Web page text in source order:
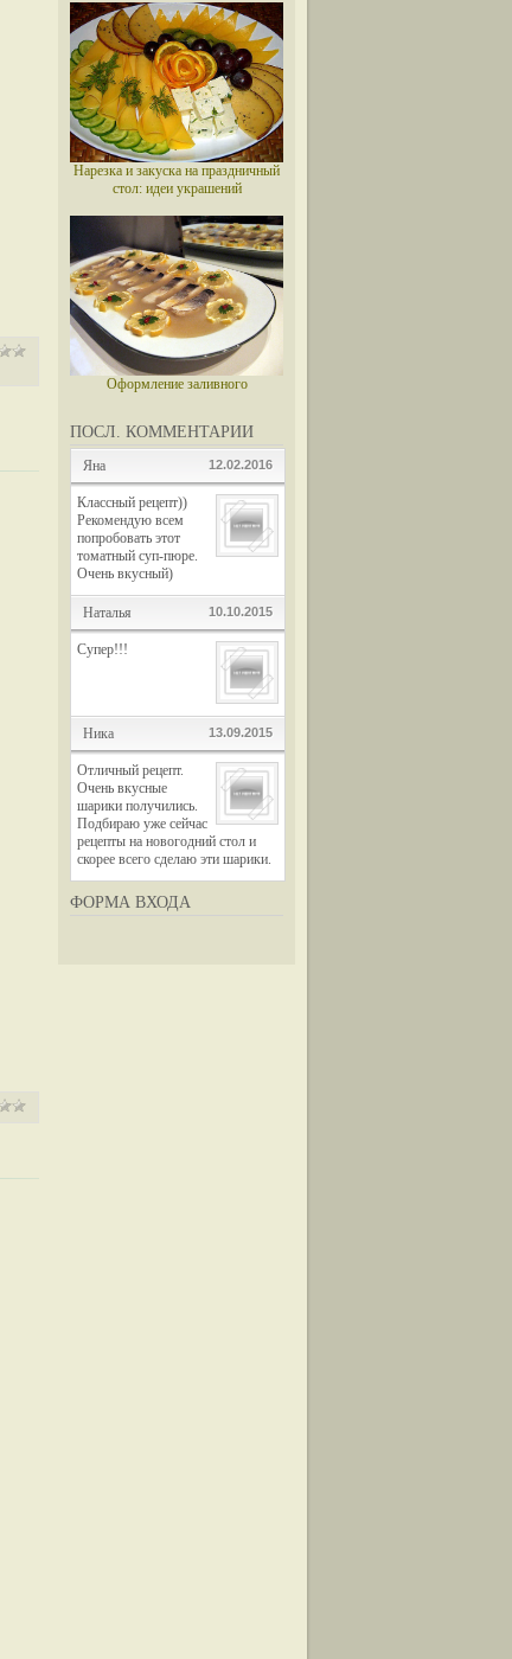
Нарезка и закуска на праздничный
стол: идеи украшений
Оформление заливного
ПОСЛ. КОММЕНТАРИИ
Яна 12.02.2016
Классный рецепт))
Рекомендую всем
попробовать этот
томатный суп-пюре.
Очень вкусный)
Наталья 10.10.2015
Супер!!!
Ника 13.09.2015
Отличный рецепт.
Очень вкусные
шарики получились.
Подбираю уже сейчас
рецепты на новогодний стол и
скорее всего сделаю эти шарики.
ФОРМА ВХОДА